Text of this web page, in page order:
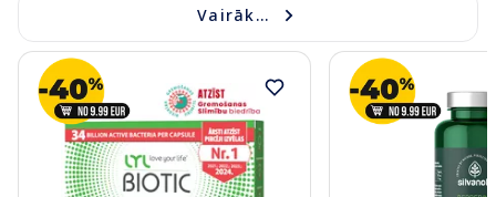
Vairāk...